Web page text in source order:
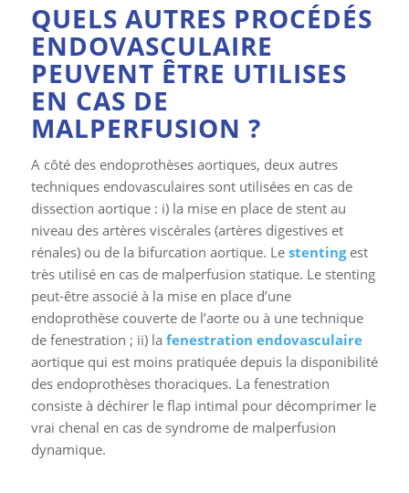
QUELS AUTRES PROCÉDÉS
ENDOVASCULAIRE
PEUVENT ÊTRE UTILISES
EN CAS DE
MALPERFUSION ?
A côté des endoprothèses aortiques, deux autres
techniques endovasculaires sont utilisées en cas de
dissection aortique : i) la mise en place de stent au
niveau des artères viscérales (artères digestives et
rénales) ou de la bifurcation aortique. Le stentingest
très utilisé en cas de malperfusion statique. Le stenting
peut-être associé à la mise en place d’une
endoprothèse couverte de l’aorte ou à une technique
de fenestration ; ii) la fenestration endovasculaire
aortique qui est moins pratiquée depuis la disponibilité
des endoprothèses thoraciques. La fenestration
consiste à déchirer le flap intimal pour décomprimer le
vrai chenal en cas de syndrome de malperfusion
dynamique.